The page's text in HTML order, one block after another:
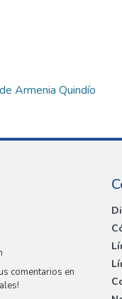
Armenia Quindío
comentarios en